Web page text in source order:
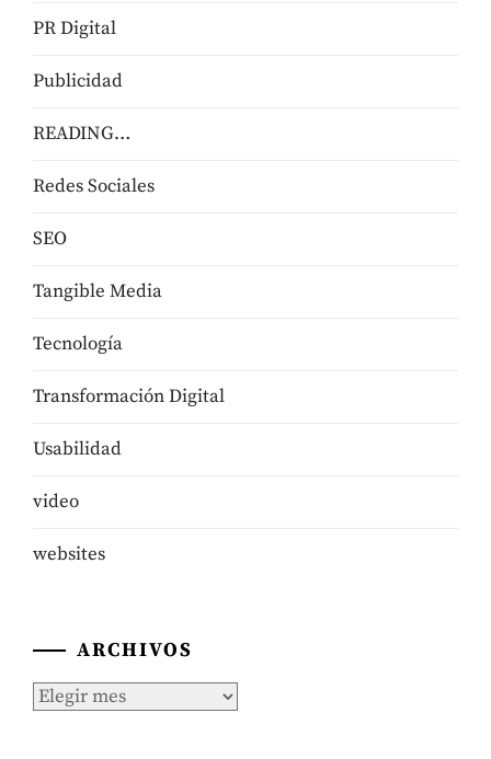
PR Digital
Publicidad
READING…
Redes Sociales
SEO
Tangible Media
Tecnologí­a
Transformación Digital
Usabilidad
video
websites
ARCHIVOS
Archivos